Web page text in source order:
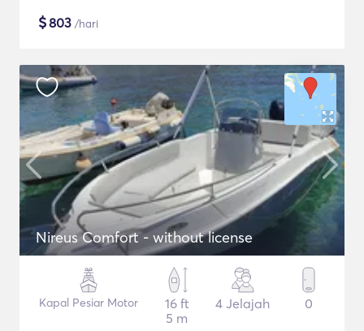
$803 /hari
Nireus Comfort - without license
Kapal Pesiar Motor
16 ft
5 m
4 Jelajah 0